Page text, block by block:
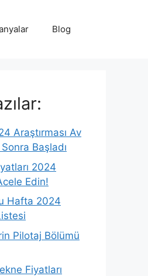
Blog
Araştırması Av
Başladı
2024
Edin!
Hafta 2024
Pilotaj Bölümü
Fiyatları